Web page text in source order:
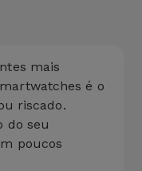
mais
é o
riscado.
do seu
poucos